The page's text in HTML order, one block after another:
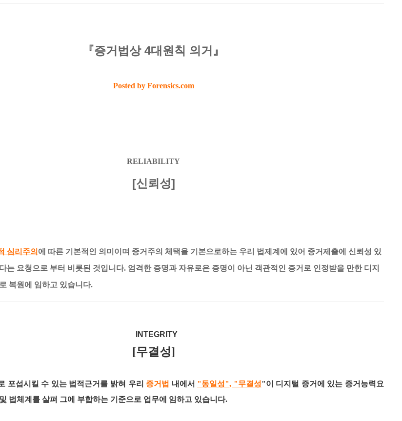
『증거법상 4대원칙 의거』
Posted by Forensics.com
RELIABILITY
[신뢰성]
심리주의 에 따른 기본적인 의미이며 증거주의 체택을 기본으로하는 우리 법제계에 있어 증거제출에 신뢰성 있
는 요청으로 부터 비롯된 것입니다. 엄격한 증명과 자유로은 증명이 아닌 객관적인 증거로 인정받을 만한 디지
복원에 임하고 있습니다.
INTEGRITY
[무결성]
포섭시킬 수 있는 법적근거를 밝혀 우리 증거법 내에서 "동일성", "무결성"이 디지털 증거에 있는 증거능력요
법체계를 살펴 그에 부합하는 기준으로 업무에 임하고 있습니다.